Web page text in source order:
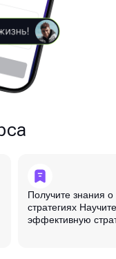
Получите знания о
стратегиях
эффективную